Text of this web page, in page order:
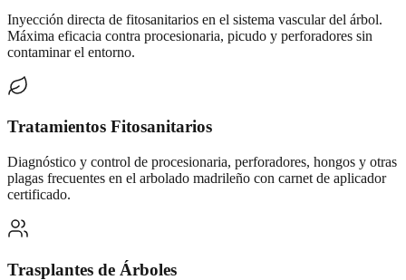
Inyección directa de fitosanitarios en el sistema vascular del árbol.
Máxima eficacia contra procesionaria, picudo y perforadores sin
contaminar el entorno.
Tratamientos Fitosanitarios
Diagnóstico y control de procesionaria, perforadores, hongos y otras
plagas frecuentes en el arbolado madrileño con carnet de aplicador
certificado.
Trasplantes de Árboles